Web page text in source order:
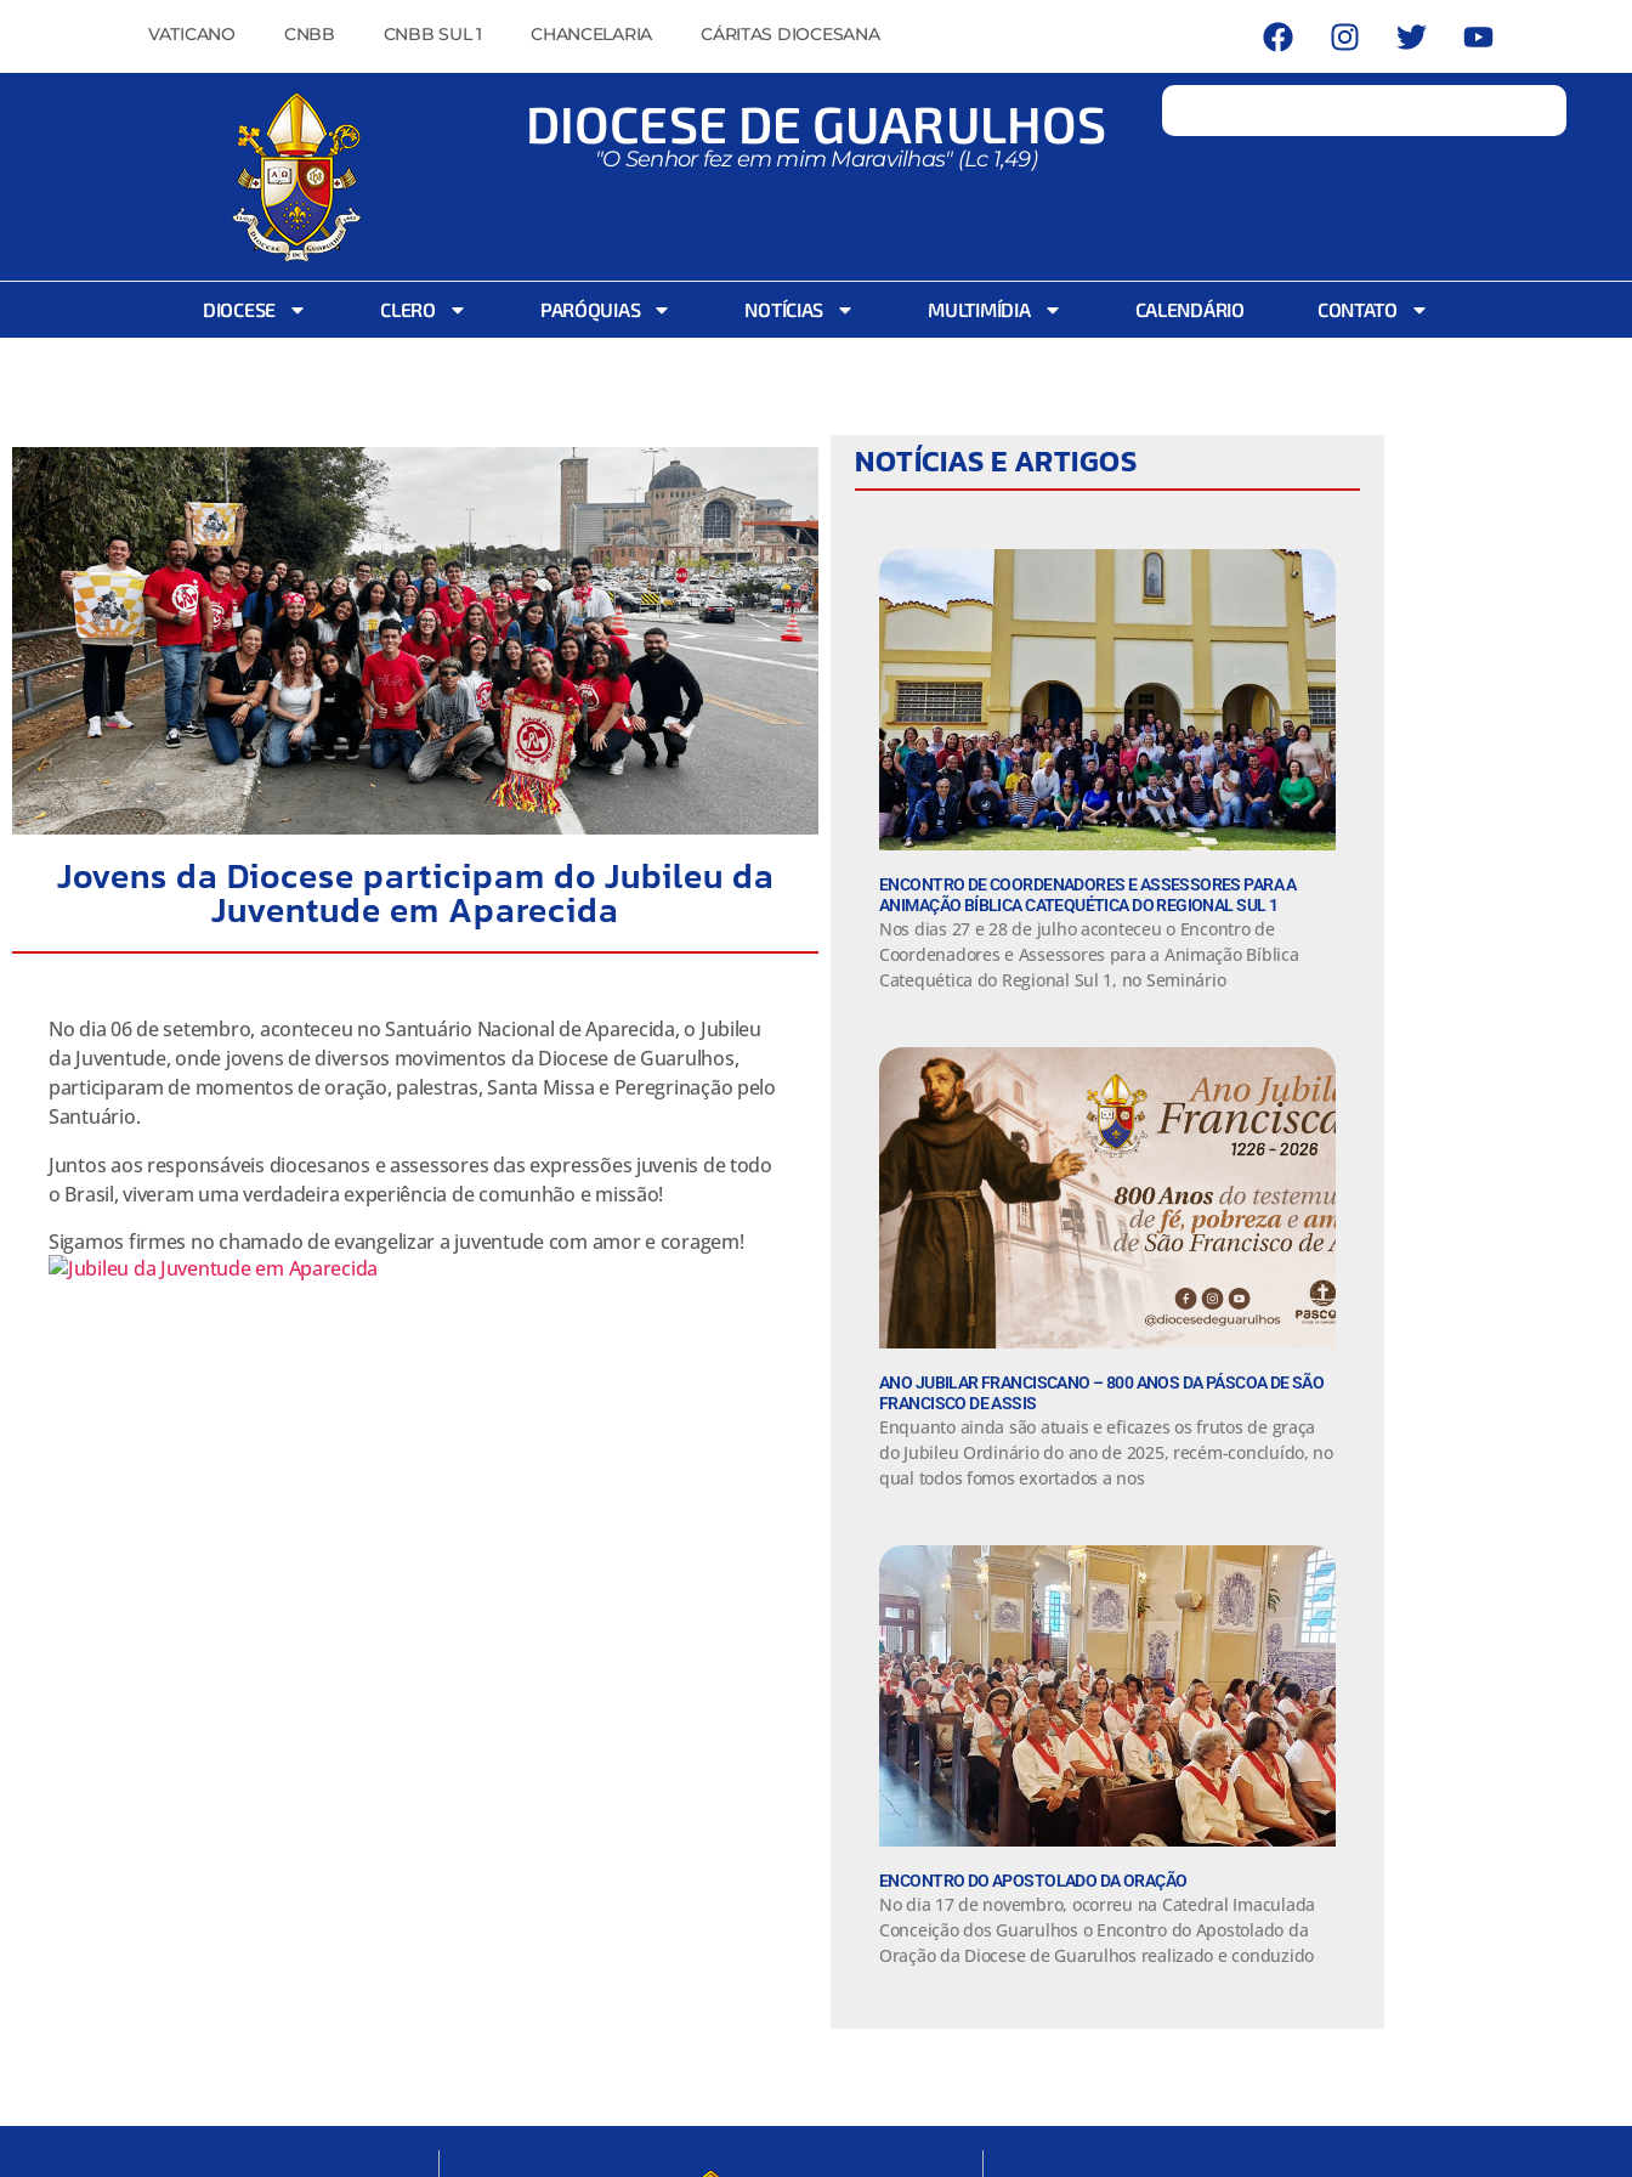
VATICANO CNBB CNBB SUL 1 CHANCELARIA CÁRITAS DIOCESANA
DIOCESE DE GUARULHOS
"O Senhor fez em mim Maravilhas" (Lc 1,49)
DIOCESE CLERO PARÓQUIAS NOTÍCIAS MULTIMÍDIA CALENDÁRIO CONTATO
Jovens da Diocese participam do Jubileu da
Juventude em Aparecida
No dia 06 de setembro, aconteceu no Santuário Nacional de Aparecida, o Jubileu
da Juventude, onde jovens de diversos movimentos da Diocese de Guarulhos,
participaram de momentos de oração, palestras, Santa Missa e Peregrinação pelo
Santuário.
Juntos aos responsáveis diocesanos e assessores das expressões juvenis de todo
o Brasil, viveram uma verdadeira experiência de comunhão e missão!
Sigamos firmes no chamado de evangelizar a juventude com amor e coragem!
NOTÍCIAS E ARTIGOS
ENCONTRO DE COORDENADORES E ASSESSORES PARA A
ANIMAÇÃO BÍBLICA CATEQUÉTICA DO REGIONAL SUL 1
Nos dias 27 e 28 de julho aconteceu o Encontro de
Coordenadores e Assessores para a Animação Bíblica
Catequética do Regional Sul 1, no Seminário
ANO JUBILAR FRANCISCANO – 800 ANOS DA PÁSCOA DE SÃO
FRANCISCO DE ASSIS
Enquanto ainda são atuais e eficazes os frutos de graça
do Jubileu Ordinário do ano de 2025, recém-concluído, no
qual todos fomos exortados a nos
ENCONTRO DO APOSTOLADO DA ORAÇÃO
No dia 17 de novembro, ocorreu na Catedral Imaculada
Conceição dos Guarulhos o Encontro do Apostolado da
Oração da Diocese de Guarulhos realizado e conduzido